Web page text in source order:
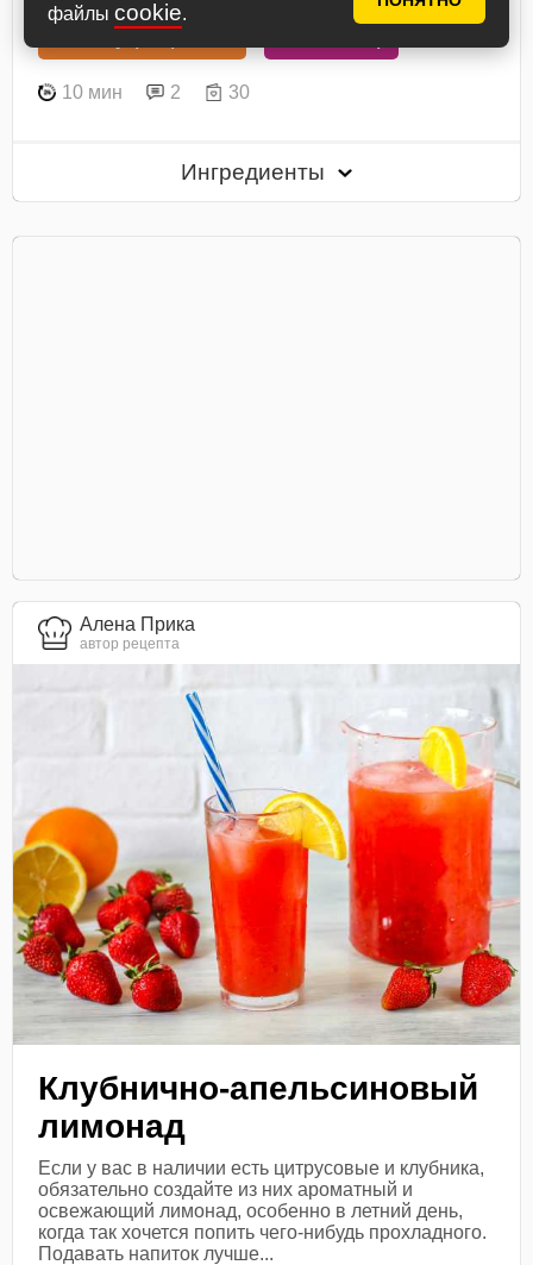
файлы cookie.
В книгу рецептов
10 мин 2 30
Ингредиенты
Алена Прика
автор рецепта
Клубнично-апельсиновый
лимонад
Если у вас в наличии есть цитрусовые и клубника,
обязательно создайте из них ароматный и
освежающий лимонад, особенно в летний день,
когда так хочется попить чего-нибудь прохладного.
Подавать напиток лучше...